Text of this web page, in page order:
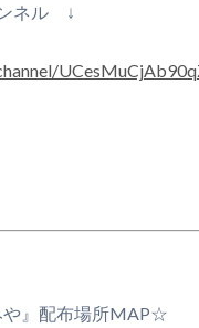
ネル ↓
』配布場所MAP☆